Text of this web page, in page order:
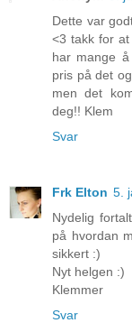
Dette var
<3 takk for
har mange
pris på det
men det
deg!! Klem
Svar
Frk Elton 5.
Nydelig
på hvordan
sikkert :)
Nyt helgen :)
Klemmer
Svar